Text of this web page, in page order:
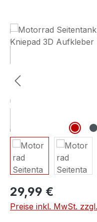
Bildergalerie
29,99 €
Preise inkl. MwSt.